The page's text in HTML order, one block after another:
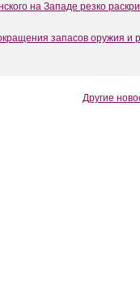
на Западе резко
запасов оружия и
Другие